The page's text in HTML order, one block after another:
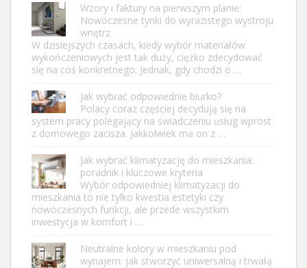
Wzory i faktury na pierwszym planie:
Nowoczesne tynki do wyrazistego wystroju
wnętrz
W dzisiejszych czasach, kiedy wybór materiałów
wykończeniowych jest tak duży, ciężko zdecydować
się na coś konkretnego. Jednak, gdy chodzi o …
Jak wybrać odpowiednie biurko?
Polacy coraz częściej decydują się na
system pracy polegający na świadczeniu usług wprost
z domowego zacisza. Jakkolwiek ma on z …
Jak wybrać klimatyzację do mieszkania:
poradnik i kluczowe kryteria
Wybór odpowiedniej klimatyzacji do
mieszkania to nie tylko kwestia estetyki czy
nowoczesnych funkcji, ale przede wszystkim
inwestycja w komfort i …
Neutralne kolory w mieszkaniu pod
wynajem: jak stworzyć uniwersalną i trwałą